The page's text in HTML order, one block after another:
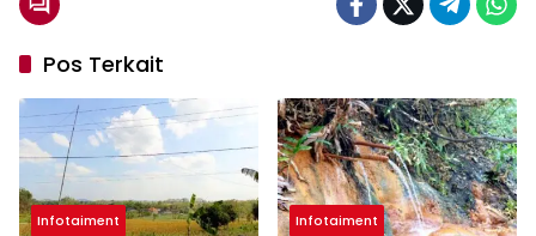
Pos Terkait
Infotaiment Infotaiment